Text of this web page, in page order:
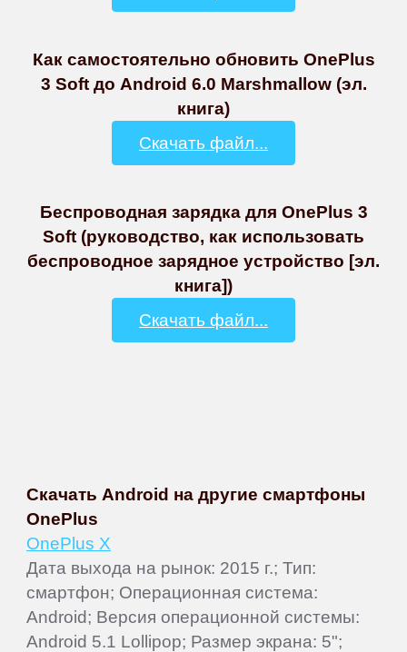
Как самостоятельно обновить OnePlus
3 Soft до Android 6.0 Marshmallow (эл.
книга)
Скачать файл...
Беспроводная зарядка для OnePlus 3
Soft (руководство, как использовать
беспроводное зарядное устройство [эл.
книга])
Скачать файл...
Скачать Android на другие смартфоны
OnePlus
OnePlus X
Дата выхода на рынок: 2015 г.; Тип:
смартфон; Операционная система:
Android; Версия операционной системы:
Android 5.1 Lollipop; Размер экрана: 5";